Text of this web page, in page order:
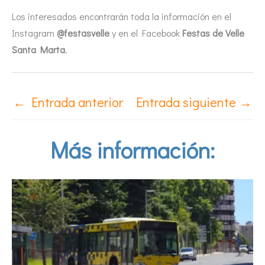
Los interesados encontrarán toda la información en el
Instagram @festasvelley en el Facebook Festas de Velle
Santa Marta.
← Entrada anterior Entrada siguiente →
Más información: